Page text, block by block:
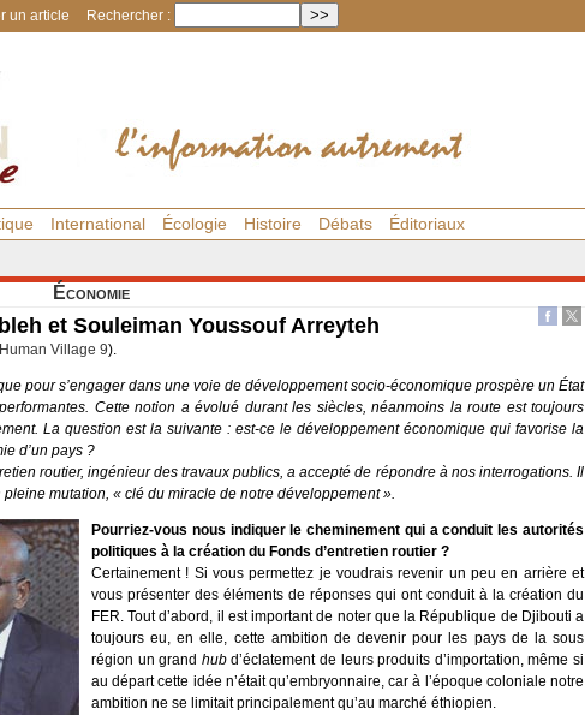
un article Rechercher :
International Écologie Histoire Débats Éditoriaux
Économie
et Souleiman Youssouf Arreyteh
Human Village 9).
pour s’engager dans une voie de développement socio-économique prospère un État
Cette notion a évolué durant les siècles, néanmoins la route est toujours
La question est la suivante : est-ce le développement économique qui favorise la
d’un pays ?
routier, ingénieur des travaux publics, a accepté de répondre à nos interrogations. Il
mutation, « clé du miracle de notre développement ».
Pourriez-vous nous indiquer le cheminement qui a conduit les autorités
politiques à la création du Fonds d’entretien routier ?
Certainement ! Si vous permettez je voudrais revenir un peu en arrière et
vous présenter des éléments de réponses qui ont conduit à la création du
FER. Tout d’abord, il est important de noter que la République de Djibouti a
toujours eu, en elle, cette ambition de devenir pour les pays de la sous
région un grand hubd’éclatement de leurs produits d’importation, même si
au départ cette idée n’était qu’embryonnaire, car à l’époque coloniale notre
ambition ne se limitait principalement qu’au marché éthiopien.